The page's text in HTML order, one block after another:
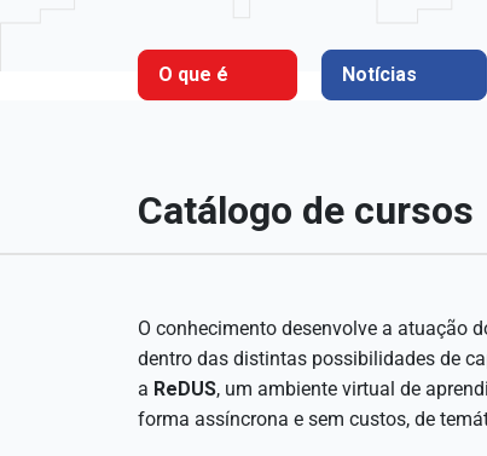
O que é Notícias
Catálogo de cursos
O conhecimento desenvolve a atuação
dentro das distintas possibilidades de
a ReDUS, um ambiente virtual de
forma assíncrona e sem custos, de